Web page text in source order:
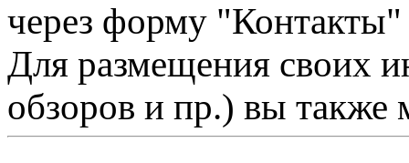
через форму "Контакты"
Для размещения своих
обзоров и пр.) вы также